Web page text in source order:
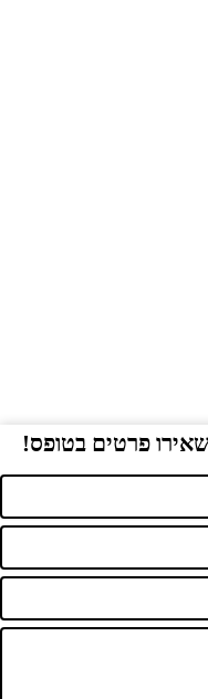
פרטים בטופס!